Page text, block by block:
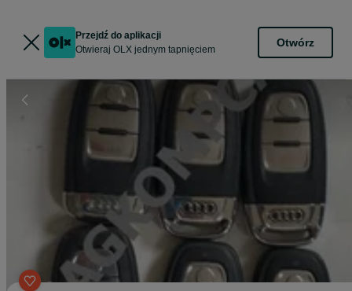
Przejdź do aplikacji
Otwieraj OLX jednym tapnięciem
Otwórz